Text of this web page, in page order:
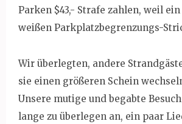
Parken $43,- Strafe zahlen, weil
weißen Parkplatzbegrenzungs-
Wir überlegten, andere
sie einen größeren Schein
Unsere mutige und begabte
lange zu überlegen an, ein paar